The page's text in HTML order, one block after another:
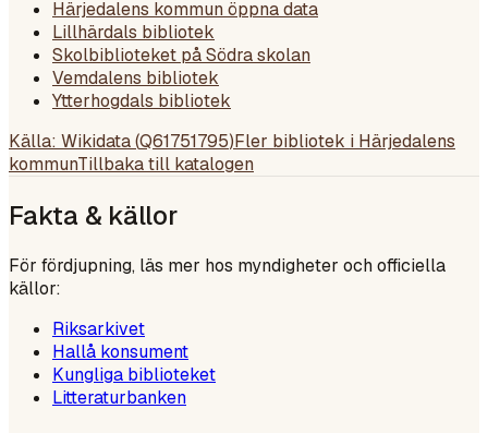
Härjedalens kommun öppna data
Lillhärdals bibliotek
Skolbiblioteket på Södra skolan
Vemdalens bibliotek
Ytterhogdals bibliotek
Källa: Wikidata (Q61751795)Fler bibliotek i Härjedalens
kommunTillbaka till katalogen
Fakta & källor
För fördjupning, läs mer hos myndigheter och officiella
källor:
Riksarkivet
Hallå konsument
Kungliga biblioteket
Litteraturbanken